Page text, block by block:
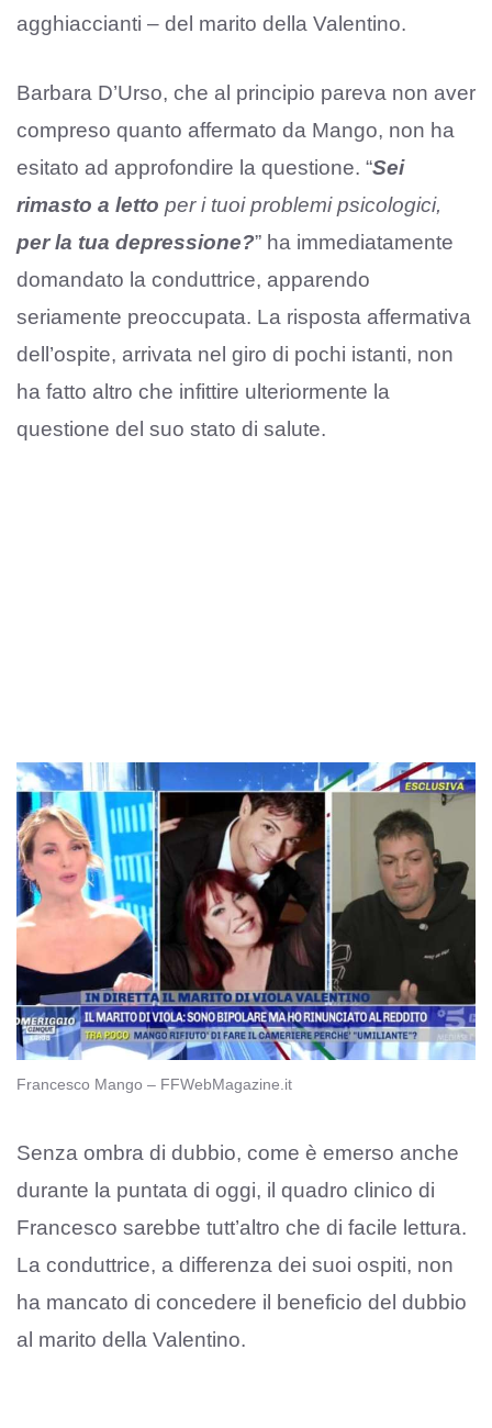
agghiaccianti – del marito della Valentino.
Barbara D’Urso, che al principio pareva non aver
compreso quanto affermato da Mango, non ha
esitato ad approfondire la questione. “Sei
rimasto a letto per i tuoi problemi psicologici,
per la tua depressione?” ha immediatamente
domandato la conduttrice, apparendo
seriamente preoccupata. La risposta affermativa
dell’ospite, arrivata nel giro di pochi istanti, non
ha fatto altro che infittire ulteriormente la
questione del suo stato di salute.
Francesco Mango – FFWebMagazine.it
Senza ombra di dubbio, come è emerso anche
durante la puntata di oggi, il quadro clinico di
Francesco sarebbe tutt’altro che di facile lettura.
La conduttrice, a differenza dei suoi ospiti, non
ha mancato di concedere il beneficio del dubbio
al marito della Valentino.